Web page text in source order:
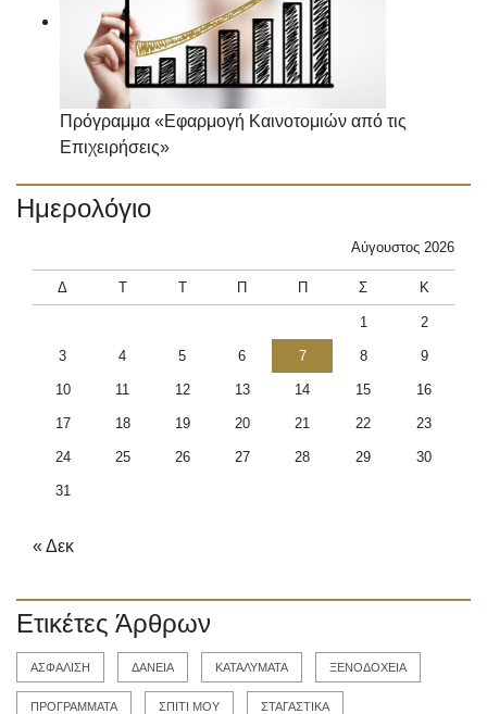
Πρόγραμμα «Εφαρμογή Καινοτομιών από τις
Επιχειρήσεις»
Ημερολόγιο
Αύγουστος 2026
Δ Τ Τ Π Π Σ Κ
1 2
3 4 5 6 7 8 9
10 11 12 13 14 15 16
17 18 19 20 21 22 23
24 25 26 27 28 29 30
31
« Δεκ
Ετικέτες Άρθρων
ΑΣΦΑΛΙΣΗ ΔΑΝΕΙΑ ΚΑΤΑΛΥΜΑΤΑ ΞΕΝΟΔΟΧΕΙΑ
ΠΡΟΓΡΑΜΜΑΤΑ ΣΠΙΤΙ ΜΟΥ ΣΤΑΓΑΣΤΙΚΑ